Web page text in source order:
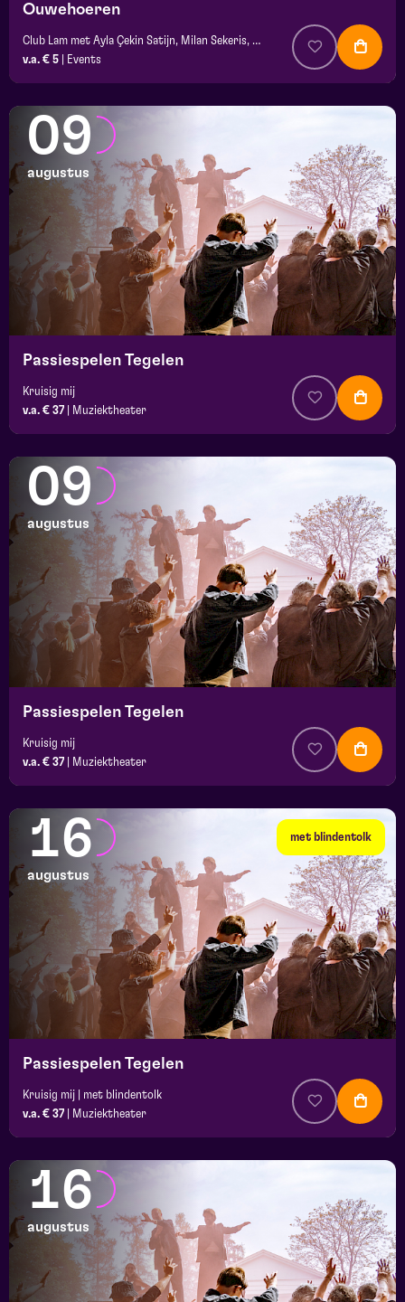
Ouwehoeren
Club Lam met Ayla Çekin Satijn, Milan Sekeris, Dic van Duin, Jean-Baptiste Rey e.a.
v.a. € 5
Events
09
augustus
Passiespelen Tegelen
Kruisig mij
v.a. € 37
Muziektheater
09
augustus
Passiespelen Tegelen
Kruisig mij
v.a. € 37
Muziektheater
met blindentolk
16
augustus
Passiespelen Tegelen
Kruisig mij | met blindentolk
v.a. € 37
Muziektheater
16
augustus